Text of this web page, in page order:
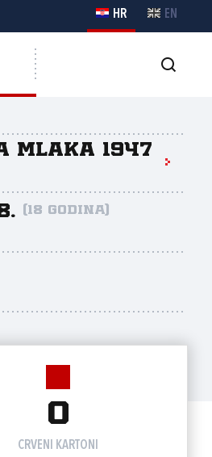
HR EN
Mlaka 1947
(18 godina)
0
CRVENI KARTONI